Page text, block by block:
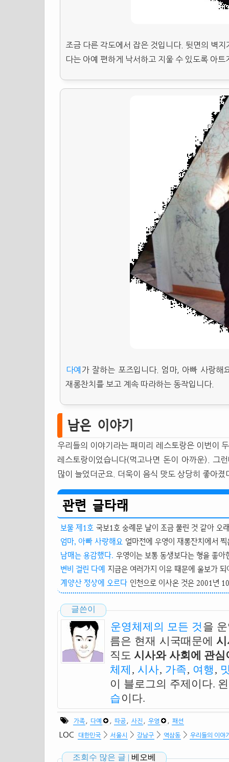
조금 다른 각도에서 잡은 것입니다. 뒷면의 벽
다는 아예 편하게 낙서하고 지울 수 있도록 아
다예 가 잘하는 포즈입니다. 엄마, 아빠 사랑해
재롱찬치를 보고 계속 따라하는 동작입니다.
남은 이야기
우리들의 이야기라는 패미리 레스토랑은 이번이
레스토랑이었습니다(먹고나면 돈이 아까운). 그
많이 늘었더군요. 더욱이 음식 맛도 상당히 좋아졌
관련 글타래
보물 제1호 국보1호 숭례문 날이 조금 풀린 것 같아 오
엄마, 아빠 사랑해요 얼마전에 우영이 재롱잔치에서
남매는 용감했다. 우영이는 보통 동생보다는 형을 좋
변비 걸린 다예 지금은 여러가지 이유 때문에 울보가
계양산 정상에 오르다 인천으로 이사온 것은 2001년
글쓴이
운영체제의 모든 것 을
름은 현재 시국때문에
직도 시사와 사회에 관
체제 , 시사, 가족, 여행 ,
이 블로그의 주제이다.
습이다.
가족 다예 따공 사진 우영 패션
LOC 대한민국 > 서울시 > 강남구 > 역삼동 > 우리들의 이야
조회수 많은 글 | 베오베